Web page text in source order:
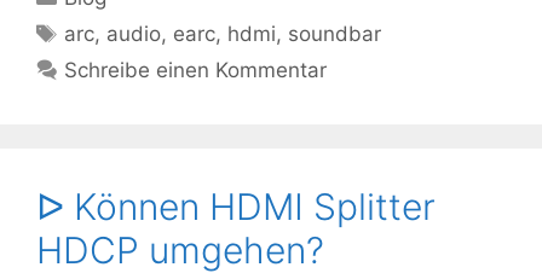
Schlagwörter
arc, audio, earc, hdmi, soundbar
Schreibe einen Kommentar
ᐅ Können HDMI Splitter
HDCP umgehen?